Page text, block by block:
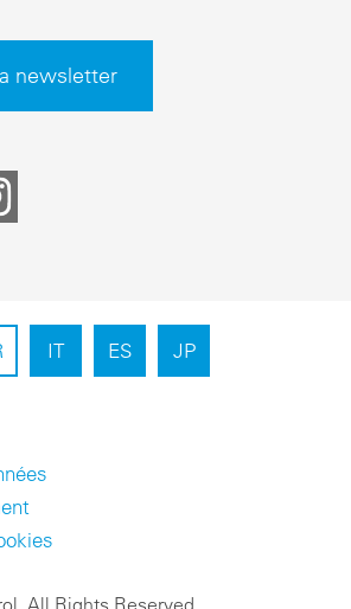
newsletter
IT ES JP
All Rights Reserved